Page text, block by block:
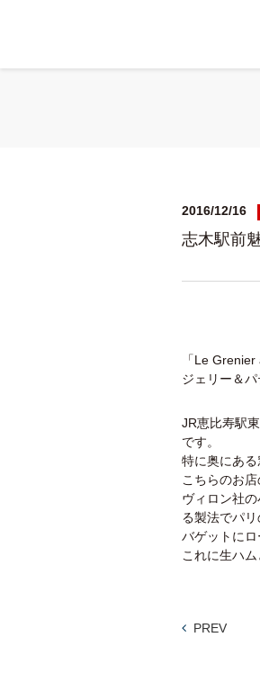
2016/12/16
志木駅前
「Le
ジェリー＆パ
JR恵比寿駅
です。
特に奥にある
こちらのお
ヴィロン社
る製法でパリ
バゲットに
これに生ハ
PREV